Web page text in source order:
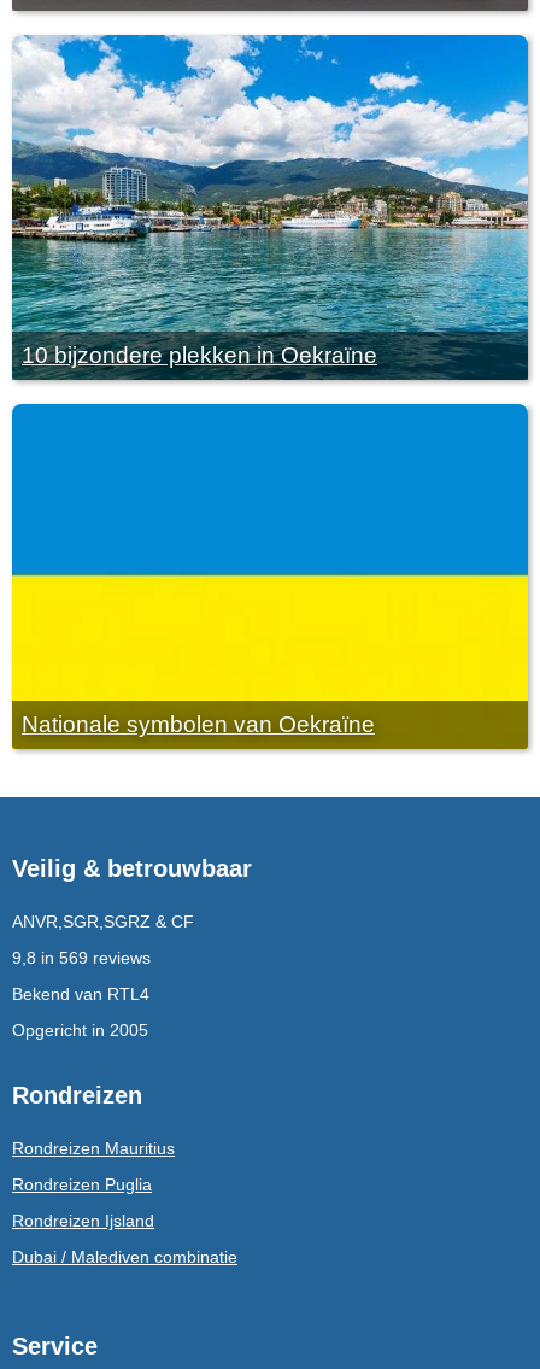
10 bijzondere plekken in Oekraïne
Nationale symbolen van Oekraïne
Veilig & betrouwbaar
ANVR,SGR,SGRZ & CF
9,8 in 569 reviews
Bekend van RTL4
Opgericht in 2005
Rondreizen
Rondreizen Mauritius
Rondreizen Puglia
Rondreizen Ijsland
Dubai / Malediven combinatie
Service